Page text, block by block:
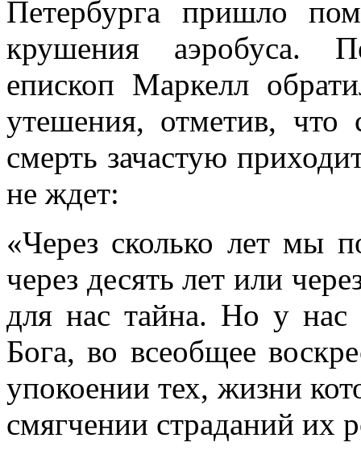
Петербурга пришло
крушения аэробуса.
епископ Маркелл
утешения, отметив,
смерть зачастую
не ждет:
«Через сколько лет мы
через десять лет или
для нас тайна. Но у
Бога, во всеобщее
упокоении тех, жизни
смягчении страданий их